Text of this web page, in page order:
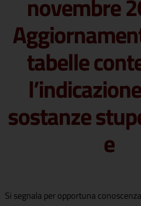
novembre
tabelle
sostanze
e
Si segnala per opportuna